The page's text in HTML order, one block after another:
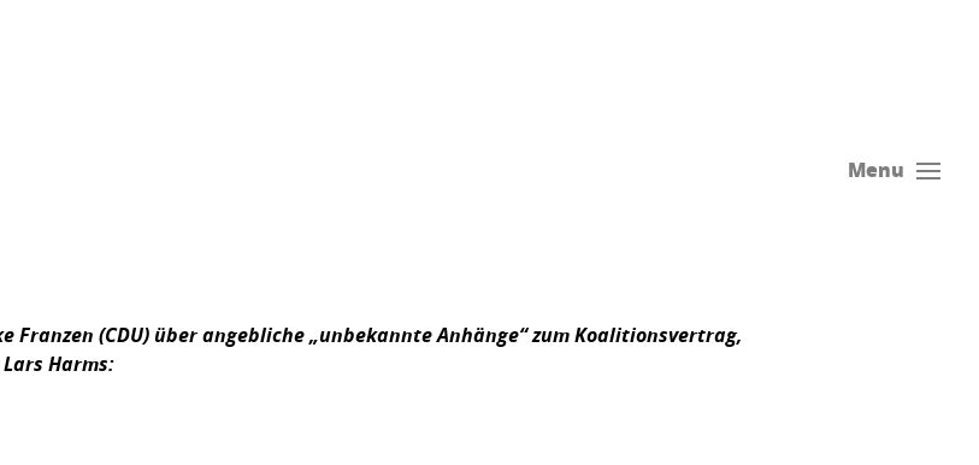
Menu
Franzen (CDU) über angebliche „unbekannte Anhänge“ zum Koalitionsvertrag,
Lars Harms: